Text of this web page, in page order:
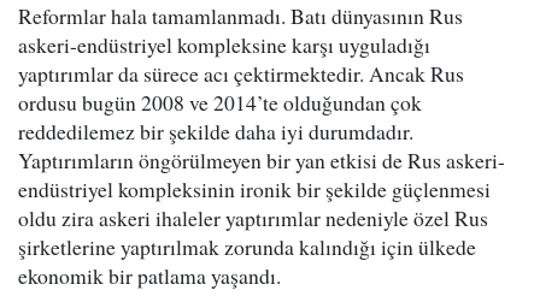
Reformlar hala tamamlanmadı. Batı dünyasının Rus
askeri-endüstriyel kompleksine karşı uyguladığı
yaptırımlar da sürece acı çektirmektedir. Ancak Rus
ordusu bugün 2008 ve 2014’te olduğundan çok
reddedilemez bir şekilde daha iyi durumdadır.
Yaptırımların öngörülmeyen bir yan etkisi de Rus askeri-
endüstriyel kompleksinin ironik bir şekilde güçlenmesi
oldu zira askeri ihaleler yaptırımlar nedeniyle özel Rus
şirketlerine yaptırılmak zorunda kalındığı için ülkede
ekonomik bir patlama yaşandı.